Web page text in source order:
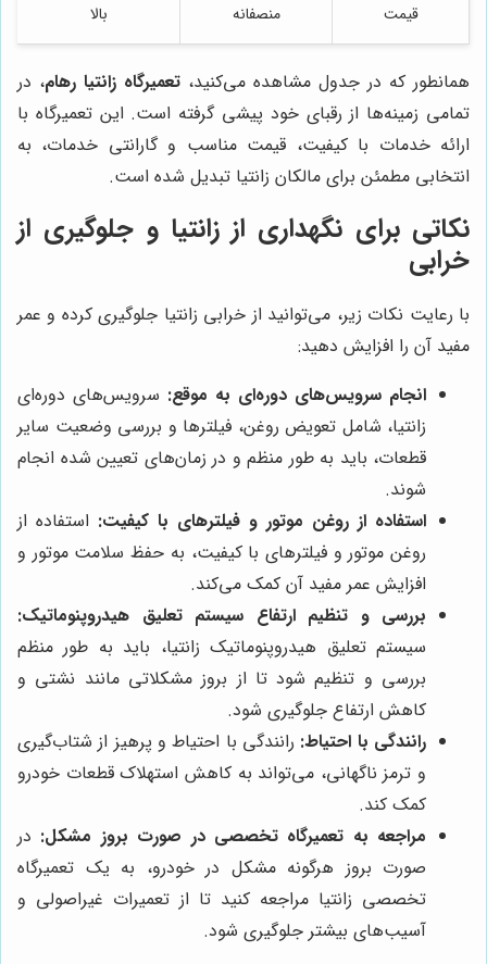
قیمت منصفانه بالا
همانطور که در جدول مشاهده می‌کنید، تعمیرگاه زانتیا رهام، در
تمامی زمینه‌ها از رقبای خود پیشی گرفته است. این تعمیرگاه با
ارائه خدمات با کیفیت، قیمت مناسب و گارانتی خدمات، به
انتخابی مطمئن برای مالکان زانتیا تبدیل شده است.
نکاتی برای نگهداری از زانتیا و جلوگیری از
خرابی
با رعایت نکات زیر، می‌توانید از خرابی زانتیا جلوگیری کرده و عمر
مفید آن را افزایش دهید:
انجام سرویس‌های دوره‌ای به موقع: سرویس‌های دوره‌ای
زانتیا، شامل تعویض روغن، فیلترها و بررسی وضعیت سایر
قطعات، باید به طور منظم و در زمان‌های تعیین شده انجام
شوند.
استفاده از روغن موتور و فیلترهای با کیفیت: استفاده از
روغن موتور و فیلترهای با کیفیت، به حفظ سلامت موتور و
افزایش عمر مفید آن کمک می‌کند.
بررسی و تنظیم ارتفاع سیستم تعلیق هیدروپنوماتیک:
سیستم تعلیق هیدروپنوماتیک زانتیا، باید به طور منظم
بررسی و تنظیم شود تا از بروز مشکلاتی مانند نشتی و
کاهش ارتفاع جلوگیری شود.
رانندگی با احتیاط: رانندگی با احتیاط و پرهیز از شتاب‌گیری
و ترمز ناگهانی، می‌تواند به کاهش استهلاک قطعات خودرو
کمک کند.
مراجعه به تعمیرگاه تخصصی در صورت بروز مشکل: در
صورت بروز هرگونه مشکل در خودرو، به یک تعمیرگاه
تخصصی زانتیا مراجعه کنید تا از تعمیرات غیراصولی و
آسیب‌های بیشتر جلوگیری شود.